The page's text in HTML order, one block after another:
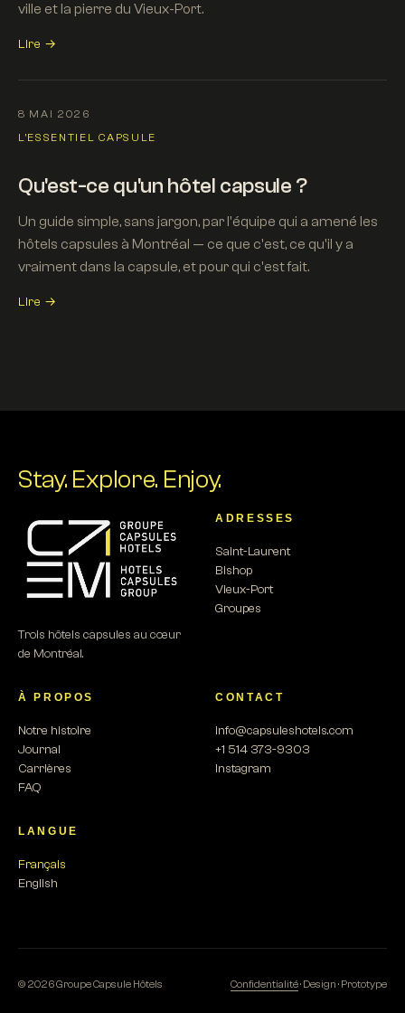
ville et la pierre du Vieux-Port.
Lire →
8 MAI 2026
L'ESSENTIEL CAPSULE
Qu'est-ce qu'un hôtel capsule ?
Un guide simple, sans jargon, par l'équipe qui a amené les
hôtels capsules à Montréal — ce que c'est, ce qu'il y a
vraiment dans la capsule, et pour qui c'est fait.
Lire →
Stay. Explore. Enjoy.
Trois hôtels capsules au cœur
de Montréal.
ADRESSES
Saint-Laurent
Bishop
Vieux-Port
Groupes
À PROPOS
Notre histoire
Journal
Carrières
FAQ
CONTACT
info@capsuleshotels.com
+1 514 373-9303
Instagram
LANGUE
Français
English
© 2026 Groupe Capsule Hôtels Confidentialité· Design · Prototype